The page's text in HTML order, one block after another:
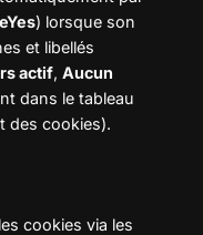
) lorsque son
et libellés
actif,Aucun
dans le tableau
des cookies).
cookies via les